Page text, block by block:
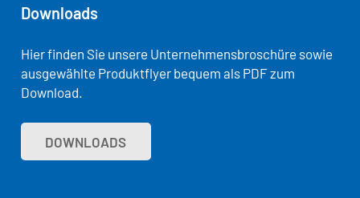
Downloads
Hier finden Sie unsere Unternehmensbroschüre sowie
ausgewählte Produktflyer bequem als PDF zum
Download.
DOWNLOADS